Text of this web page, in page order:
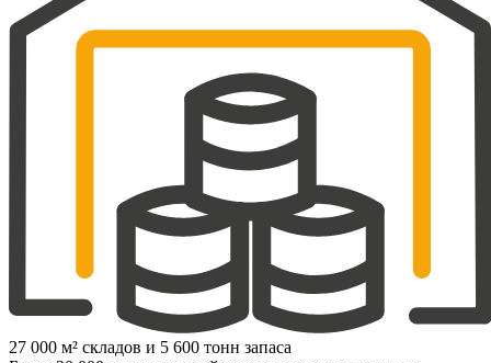
27 000 м² складов и 5 600 тонн запаса